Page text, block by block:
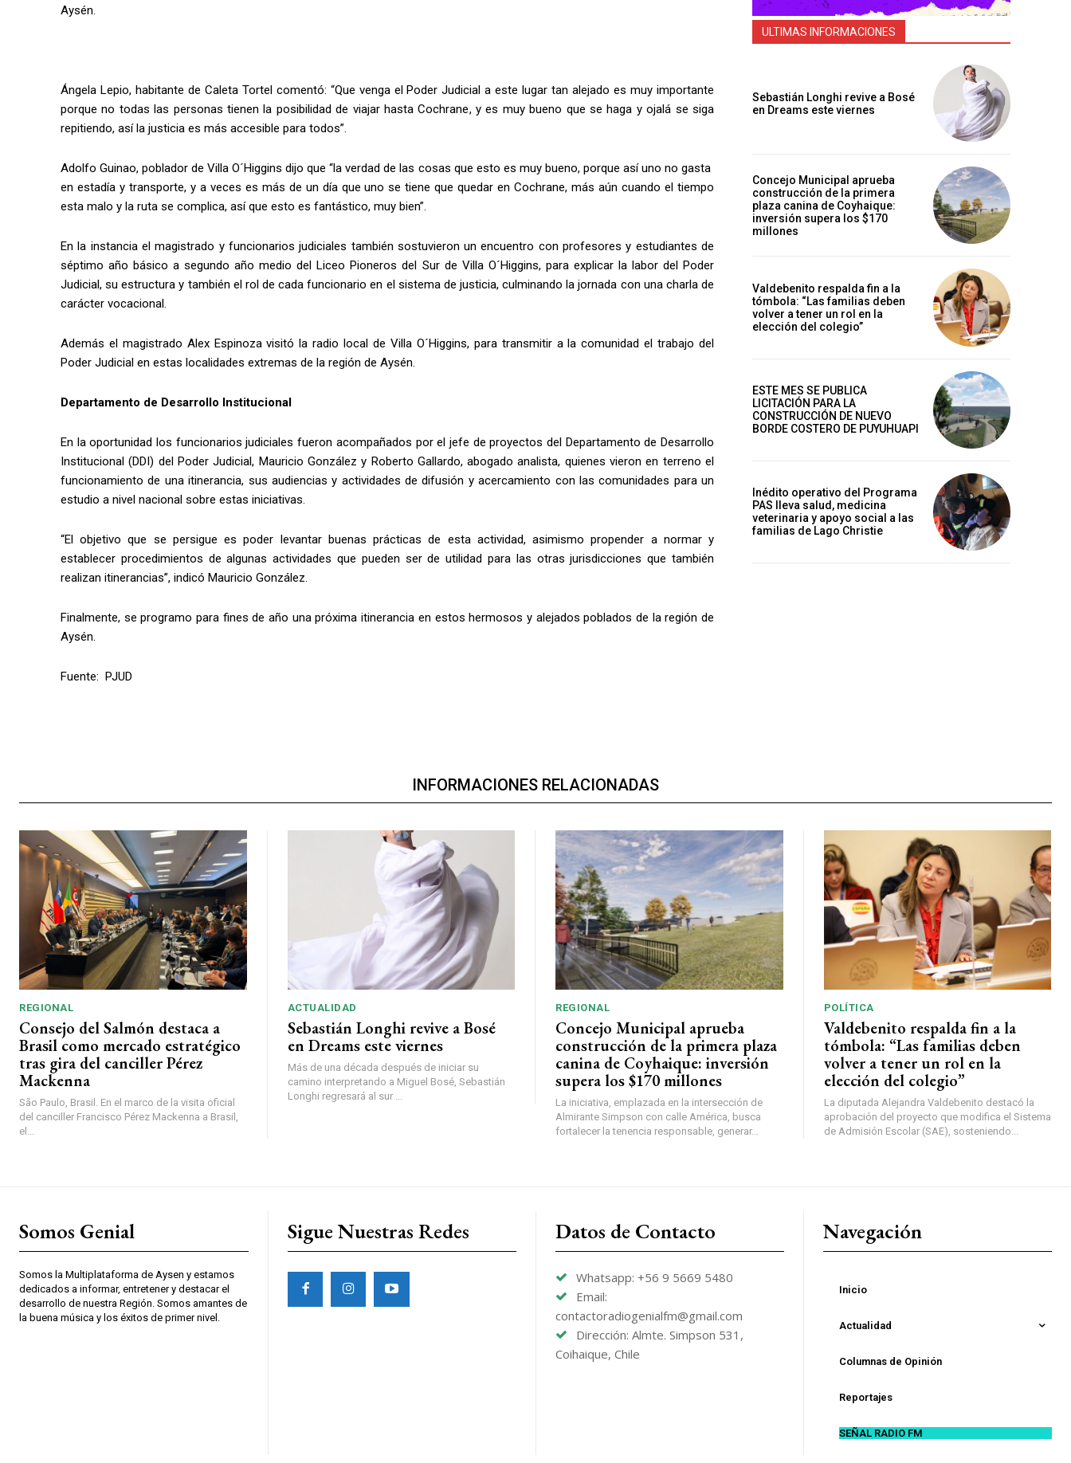
Aysén.
Ángela Lepio, habitante de Caleta Tortel comentó: “Que venga el Poder Judicial a este lugar tan alejado es muy importante
porque no todas las personas tienen la posibilidad de viajar hasta Cochrane, y es muy bueno que se haga y ojalá se siga
repitiendo, así la justicia es más accesible para todos”.
Adolfo Guinao, poblador de Villa O´Higgins dijo que “la verdad de las cosas que esto es muy bueno, porque así uno no gasta
en estadía y transporte, y a veces es más de un día que uno se tiene que quedar en Cochrane, más aún cuando el tiempo
esta malo y la ruta se complica, así que esto es fantástico, muy bien”.
En la instancia el magistrado y funcionarios judiciales también sostuvieron un encuentro con profesores y estudiantes de
séptimo año básico a segundo año medio del Liceo Pioneros del Sur de Villa O´Higgins, para explicar la labor del Poder
Judicial, su estructura y también el rol de cada funcionario en el sistema de justicia, culminando la jornada con una charla de
carácter vocacional.
Además el magistrado Alex Espinoza visitó la radio local de Villa O´Higgins, para transmitir a la comunidad el trabajo del
Poder Judicial en estas localidades extremas de la región de Aysén.
Departamento de Desarrollo Institucional
En la oportunidad los funcionarios judiciales fueron acompañados por el jefe de proyectos del Departamento de Desarrollo
Institucional (DDI) del Poder Judicial, Mauricio González y Roberto Gallardo, abogado analista, quienes vieron en terreno el
funcionamiento de una itinerancia, sus audiencias y actividades de difusión y acercamiento con las comunidades para un
estudio a nivel nacional sobre estas iniciativas.
“El objetivo que se persigue es poder levantar buenas prácticas de esta actividad, asimismo propender a normar y
establecer procedimientos de algunas actividades que pueden ser de utilidad para las otras jurisdicciones que también
realizan itinerancias”, indicó Mauricio González.
Finalmente, se programo para fines de año una próxima itinerancia en estos hermosos y alejados poblados de la región de
Aysén.
Fuente: PJUD
ULTIMAS INFORMACIONES
Sebastián Longhi revive a Bosé
en Dreams este viernes
Concejo Municipal aprueba
construcción de la primera
plaza canina de Coyhaique:
inversión supera los $170
millones
Valdebenito respalda fin a la
tómbola: “Las familias deben
volver a tener un rol en la
elección del colegio”
ESTE MES SE PUBLICA
LICITACIÓN PARA LA
CONSTRUCCIÓN DE NUEVO
BORDE COSTERO DE PUYUHUAPI
Inédito operativo del Programa
PAS lleva salud, medicina
veterinaria y apoyo social a las
familias de Lago Christie
INFORMACIONES RELACIONADAS
REGIONAL
Consejo del Salmón destaca a
Brasil como mercado estratégico
tras gira del canciller Pérez
Mackenna
São Paulo, Brasil. En el marco de la visita oficial
del canciller Francisco Pérez Mackenna a Brasil,
el...
ACTUALIDAD
Sebastián Longhi revive a Bosé
en Dreams este viernes
Más de una década después de iniciar su
camino interpretando a Miguel Bosé, Sebastián
Longhi regresará al sur ...
REGIONAL
Concejo Municipal aprueba
construcción de la primera plaza
canina de Coyhaique: inversión
supera los $170 millones
La iniciativa, emplazada en la intersección de
Almirante Simpson con calle América, busca
fortalecer la tenencia responsable, generar...
POLÍTICA
Valdebenito respalda fin a la
tómbola: “Las familias deben
volver a tener un rol en la
elección del colegio”
La diputada Alejandra Valdebenito destacó la
aprobación del proyecto que modifica el Sistema
de Admisión Escolar (SAE), sosteniendo...
Somos Genial
Somos la Multiplataforma de Aysen y estamos
dedicados a informar, entretener y destacar el
desarrollo de nuestra Región. Somos amantes de
la buena música y los éxitos de primer nivel.
Sigue Nuestras Redes Datos de Contacto
Whatsapp: +56 9 5669 5480
Email:
contactoradiogenialfm@gmail.com
Dirección: Almte. Simpson 531,
Coihaique, Chile
Navegación
Inicio
Actualidad
Columnas de Opinión
Reportajes
SEÑAL RADIO FM